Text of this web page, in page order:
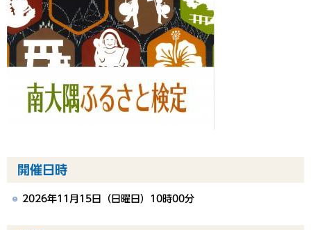
開催日時
2026年11月15日（日曜日）10時00分